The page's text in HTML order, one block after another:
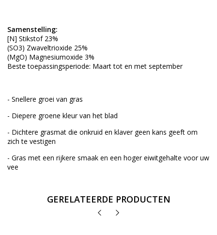
Samenstelling:
[N] Stikstof 23%
(SO3) Zwaveltrioxide 25%
(MgO) Magnesiumoxide 3%
Beste toepassingsperiode: Maart tot en met september
- Snellere groei van gras
- Diepere groene kleur van het blad
- Dichtere grasmat die onkruid en klaver geen kans geeft om
zich te vestigen
- Gras met een rijkere smaak en een hoger eiwitgehalte voor uw
vee
GERELATEERDE PRODUCTEN